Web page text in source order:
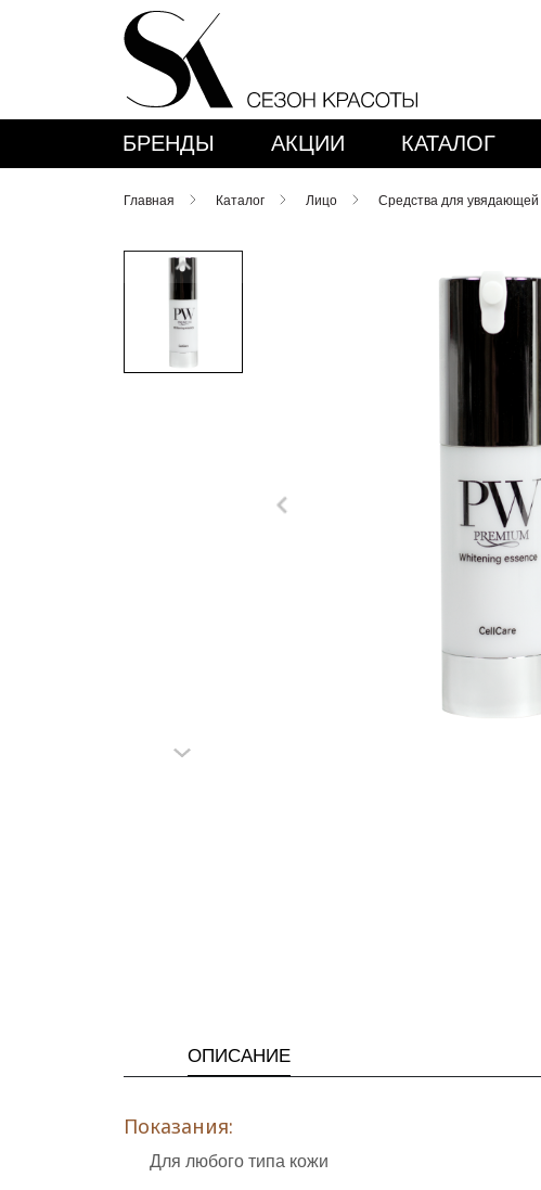
БРЕНДЫ АКЦИИ КАТАЛОГ
Главная Каталог Лицо Средства для увядающей
ОПИСАНИЕ
Показания:
Для любого типа кожи